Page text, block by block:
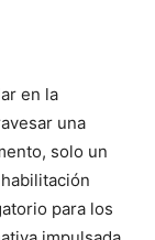
en la
una
solo un
para los